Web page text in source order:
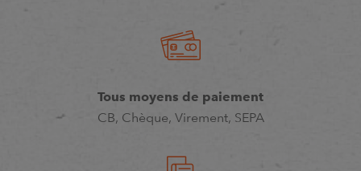
Tous moyens de paiement
CB, Chèque, Virement, SEPA